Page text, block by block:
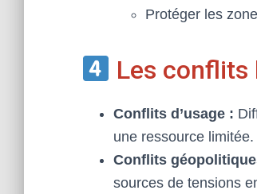
Protéger les
Les conflits
Conflits d’usage :
une ressource limitée.
Conflits
sources de tensions